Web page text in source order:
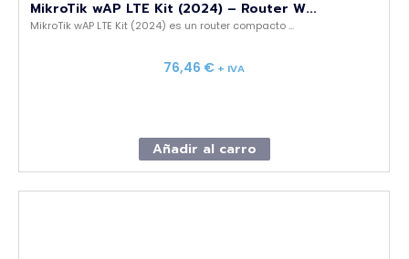
MikroTik wAP LTE Kit (2024) – Router W...
MikroTik wAP LTE Kit (2024) es un router compacto ...
76,46 € + IVA
Añadir al carro